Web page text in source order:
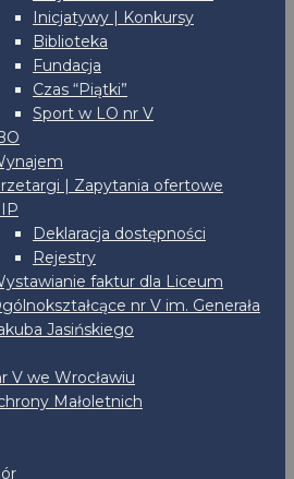
Inicjatywy | Konkursy
Biblioteka
Fundacja
Czas “Piątki”
Sport w LO nr V
| Zapytania ofertowe
Deklaracja dostępności
Rejestry
faktur dla Liceum
nr V im. Generała
Jasińskiego
V we Wrocławiu
Małoletnich